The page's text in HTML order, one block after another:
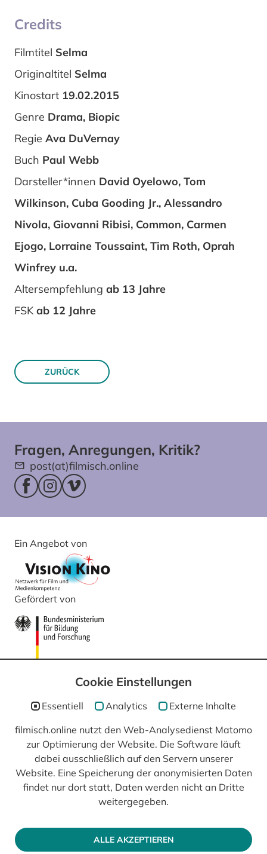
Credits
Filmtitel Selma
Originaltitel Selma
Kinostart 19.02.2015
Genre Drama, Biopic
Regie Ava DuVernay
Buch Paul Webb
Darsteller*innen David Oyelowo, Tom
Wilkinson, Cuba Gooding Jr., Alessandro
Nivola, Giovanni Ribisi, Common, Carmen
Ejogo, Lorraine Toussaint, Tim Roth, Oprah
Winfrey u.a.
Altersempfehlung ab 13 Jahre
FSK ab 12 Jahre
ZURÜCK
Fragen, Anregungen, Kritik?
post(at)filmisch.online
Facebookseite (öffnet im neuen Fenster)
Instagram (öffnet im neuen Fenster)
Vimeo (öffnet im neuen Fenster)
Ein Angebot von
Gefördert von
In Kooperation mit
Cookie Einstellungen
Essentiell Analytics Externe Inhalte
filmisch.online nutzt den Web-Analysedienst Matomo
zur Optimierung der Website. Die Software läuft
dabei ausschließlich auf den Servern unserer
Website. Eine Speicherung der anonymisierten Daten
findet nur dort statt, Daten werden nicht an Dritte
weitergegeben.
ALLE AKZEPTIEREN